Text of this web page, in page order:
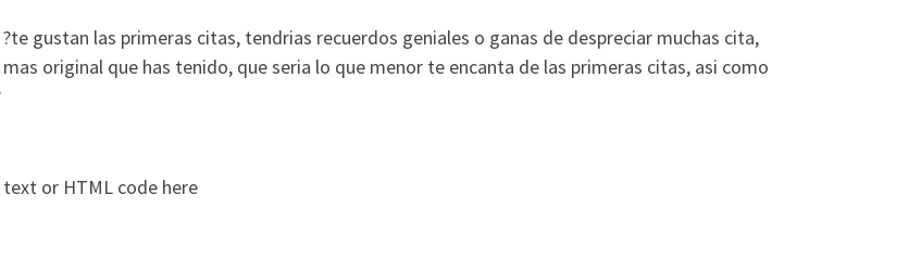
?te gustan las primeras citas, tendri­as recuerdos geniales o ganas de despreciar muchas cita,
original que has tenido, que seri­a lo que menor te encanta de las primeras citas, asi­ como
or HTML code here